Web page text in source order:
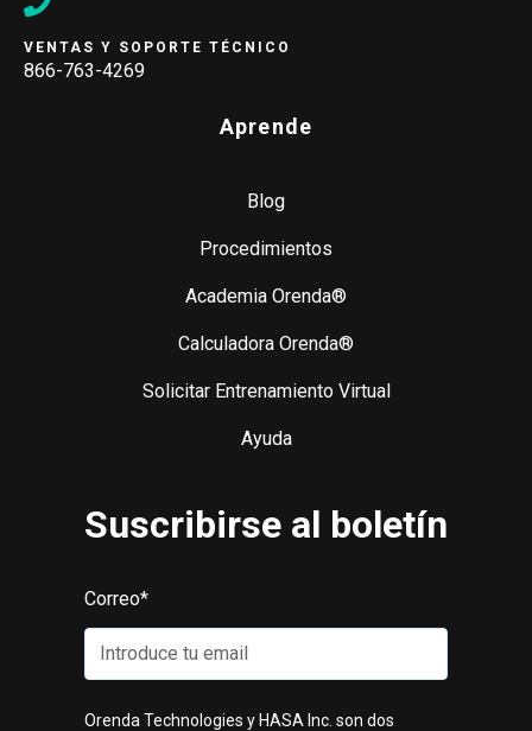
VENTAS Y SOPORTE TÉCNICO
866-763-4269
Aprende
Blog
Procedimientos
Academia Orenda®
Calculadora Orenda®
Solicitar Entrenamiento Virtual
Ayuda
Suscribirse al boletín
Correo*
Orenda Technologies y HASA Inc. son dos